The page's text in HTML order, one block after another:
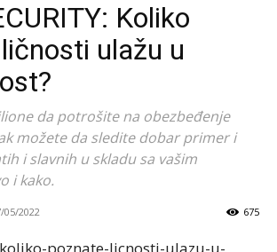
Koliko
ulažu u
da potrošite na obezbeđenje
možete da sledite dobar primer i
i slavnih u skladu sa vašim
i kako.
05/2022 675